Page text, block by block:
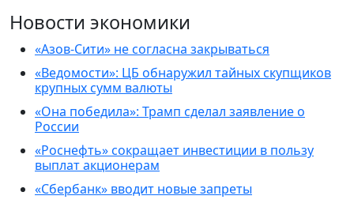
Новости экономики
«Азов-Сити» не согласна закрываться
«Ведомости»: ЦБ обнаружил тайных скупщиков
крупных сумм валюты
«Она победила»: Трамп сделал заявление о
России
«Роснефть» сокращает инвестиции в пользу
выплат акционерам
«Сбербанк» вводит новые запреты